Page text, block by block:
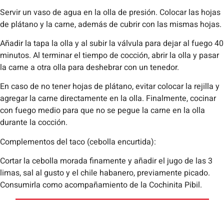
Servir un vaso de agua en la olla de presión. Colocar las hojas
de plátano y la carne, además de cubrir con las mismas hojas.
Añadir la tapa la olla y al subir la válvula para dejar al fuego 40
minutos. Al terminar el tiempo de cocción, abrir la olla y pasar
la carne a otra olla para deshebrar con un tenedor.
En caso de no tener hojas de plátano, evitar colocar la rejilla y
agregar la carne directamente en la olla. Finalmente, cocinar
con fuego medio para que no se pegue la carne en la olla
durante la cocción.
Complementos del taco (cebolla encurtida):
Cortar la cebolla morada finamente y añadir el jugo de las 3
limas, sal al gusto y el chile habanero, previamente picado.
Consumirla como acompañamiento de la Cochinita Pibil.